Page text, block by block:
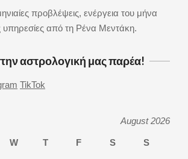
on
προβλέψεις, ενέργεια του μήνα
υπηρεσίες από τη Ρένα Μεντάκη.
αστρολογική μας παρέα!
TikTok
August 2026
W T F S S